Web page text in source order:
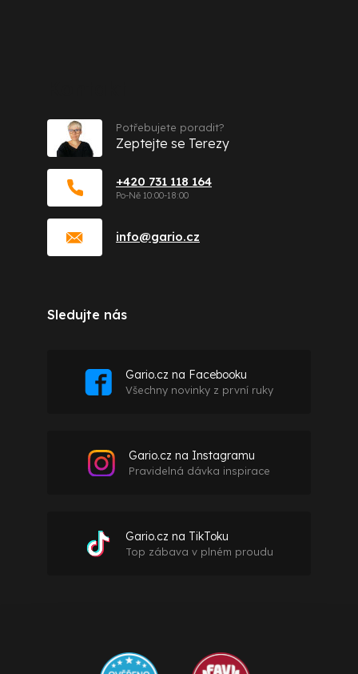
info@gario.cz
+420 731 118 164
Potřebujete poradit?
Zeptejte se Terezy
Sledujte nás
Gario.cz na Facebooku
Všechny novinky z první ruky
Gario.cz na Instagramu
Pravidelná dávka inspirace
Gario.cz na TikToku
Top zábava v plném proudu